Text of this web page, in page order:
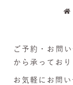
ご予約・お問
から承っており
お気軽にお問い